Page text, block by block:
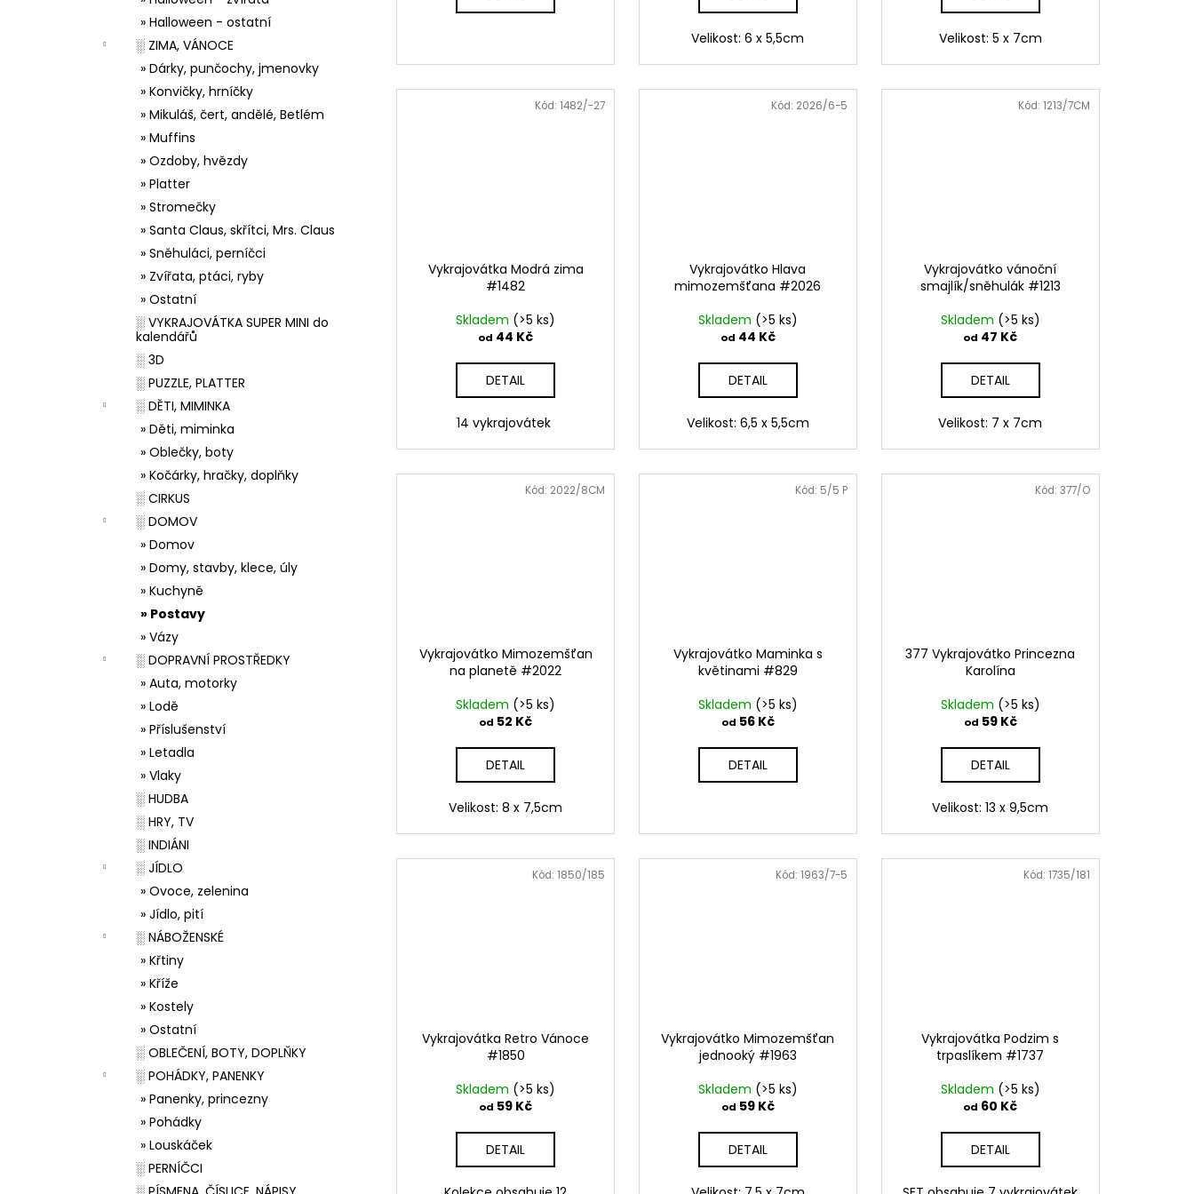
» Halloween - ostatní
░ ZIMA, VÁNOCE
» Dárky, punčochy, jmenovky
» Konvičky, hrníčky
» Mikuláš, čert, andělé, Betlém
» Muffins
» Ozdoby, hvězdy
» Platter
» Stromečky
» Santa Claus, skřítci, Mrs. Claus
» Sněhuláci, perníčci
» Zvířata, ptáci, ryby
» Ostatní
░ VYKRAJOVÁTKA SUPER MINI do
kalendářů
░ 3D
░ PUZZLE, PLATTER
░ DĚTI, MIMINKA
» Děti, miminka
» Oblečky, boty
» Kočárky, hračky, doplňky
░ CIRKUS
░ DOMOV
» Domov
» Domy, stavby, klece, úly
» Kuchyně
» Postavy
» Vázy
░ DOPRAVNÍ PROSTŘEDKY
» Auta, motorky
» Lodě
» Příslušenství
» Letadla
» Vlaky
░ HUDBA
░ HRY, TV
░ INDIÁNI
░ JÍDLO
» Ovoce, zelenina
» Jídlo, pití
░ NÁBOŽENSKÉ
» Křtiny
» Kříže
» Kostely
» Ostatní
░ OBLEČENÍ, BOTY, DOPLŇKY
░ POHÁDKY, PANENKY
» Panenky, princezny
» Pohádky
» Louskáček
░ PERNÍČCI
Velikost: 6 x 5,5cm Velikost: 5 x 7cm
Vykrajovátka Modrá zima
#1482
Skladem (>5 ks)
od 44 Kč
DETAIL
14 vykrajovátek
Kód:1482/-27
Vykrajovátko Hlava
mimozemšťana #2026
Skladem (>5 ks)
od 44 Kč
DETAIL
Velikost: 6,5 x 5,5cm
Kód: 2026/6-5
Vykrajovátko vánoční
smajlík/sněhulák #1213
Skladem (>5 ks)
od 47 Kč
DETAIL
Velikost: 7 x 7cm
Kód: 1213/7CM
Vykrajovátko Mimozemšťan
na planetě #2022
Skladem (>5 ks)
od 52 Kč
DETAIL
Velikost: 8 x 7,5cm
Kód: 2022/8CM
Vykrajovátko Maminka s
květinami #829
Skladem (>5 ks)
od 56 Kč
DETAIL
Kód: 5/5 P
377 Vykrajovátko Princezna
Karolína
Skladem (>5 ks)
od 59 Kč
DETAIL
Velikost: 13 x 9,5cm
Kód: 377/O
Vykrajovátka Retro Vánoce
#1850
Skladem (>5 ks)
od 59 Kč
DETAIL
Kód:1850/185
Vykrajovátko Mimozemšťan
jednooký #1963
Skladem (>5 ks)
od 59 Kč
DETAIL
Kód: 1963/7-5
Vykrajovátka Podzim s
trpaslíkem #1737
Skladem (>5 ks)
od 60 Kč
DETAIL
Kód: 1735/181